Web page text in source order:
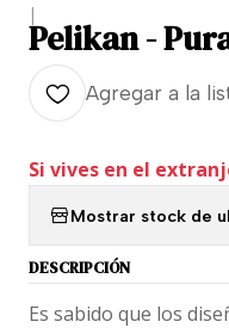
|
Pelikan -
Agregar a la
Si vives en el
Mostrar stock de
DESCRIPCIÓN
Es sabido que los